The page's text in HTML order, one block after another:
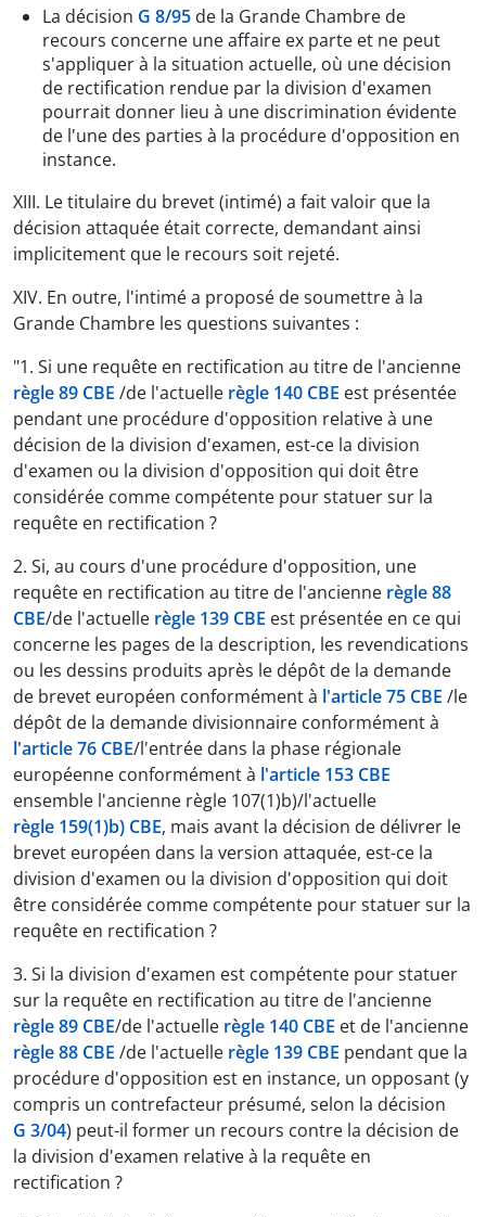
La décision G 8/95 de la Grande Chambre de
recours concerne une affaire ex parte et ne peut
s'appliquer à la situation actuelle, où une décision
de rectification rendue par la division d'examen
pourrait donner lieu à une discrimination évidente
de l'une des parties à la procédure d'opposition en
instance.
XIII. Le titulaire du brevet (intimé) a fait valoir que la
décision attaquée était correcte, demandant ainsi
implicitement que le recours soit rejeté.
XIV. En outre, l'intimé a proposé de soumettre à la
Grande Chambre les questions suivantes :
"1. Si une requête en rectification au titre de l'ancienne
règle 89 CBE /de l'actuelle règle 140 CBE est présentée
pendant une procédure d'opposition relative à une
décision de la division d'examen, est-ce la division
d'examen ou la division d'opposition qui doit être
considérée comme compétente pour statuer sur la
requête en rectification ?
2. Si, au cours d'une procédure d'opposition, une
requête en rectification au titre de l'ancienne règle 88
CBE/de l'actuelle règle 139 CBE est présentée en ce qui
concerne les pages de la description, les revendications
ou les dessins produits après le dépôt de la demande
de brevet européen conformément à l'article 75 CBE /le
dépôt de la demande divisionnaire conformément à
l'article 76 CBE/l'entrée dans la phase régionale
européenne conformément à l'article 153 CBE
ensemble l'ancienne règle 107(1)b)/l'actuelle
règle 159(1)b) CBE, mais avant la décision de délivrer le
brevet européen dans la version attaquée, est-ce la
division d'examen ou la division d'opposition qui doit
être considérée comme compétente pour statuer sur la
requête en rectification ?
3. Si la division d'examen est compétente pour statuer
sur la requête en rectification au titre de l'ancienne
règle 89 CBE/de l'actuelle règle 140 CBE et de l'ancienne
règle 88 CBE /de l'actuelle règle 139 CBE pendant que la
procédure d'opposition est en instance, un opposant (y
compris un contrefacteur présumé, selon la décision
G 3/04) peut-il former un recours contre la décision de
la division d'examen relative à la requête en
rectification ?